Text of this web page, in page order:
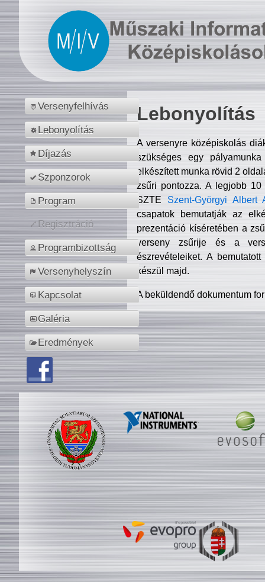
Versenyfelhívás
Lebonyolítás
Díjazás
Szponzorok
Program
Regisztráció
Programbizottság
Versenyhelyszín
Kapcsolat
Galéria
Eredmények
Lebonyolítás
A versenyre középiskolás
szükséges egy
elkészített munka rövid 2
zsűri pontozza. A legjobb
SZTE Szent-Györgyi Albert
csapatok bemutatják az
prezentáció kíséretében a
verseny zsűrije és a
észrevételeiket. A
készül majd.
A beküldendő dokumentum